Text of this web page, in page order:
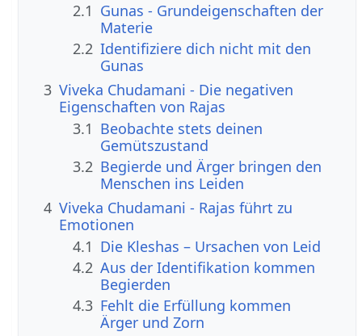
2.1 Gunas - Grundeigenschaften der
Materie
2.2 Identifiziere dich nicht mit den
Gunas
3 Viveka Chudamani - Die negativen
Eigenschaften von Rajas
3.1 Beobachte stets deinen
Gemütszustand
3.2 Begierde und Ärger bringen den
Menschen ins Leiden
4 Viveka Chudamani - Rajas führt zu
Emotionen
4.1 Die Kleshas – Ursachen von Leid
4.2 Aus der Identifikation kommen
Begierden
4.3 Fehlt die Erfüllung kommen
Ärger und Zorn